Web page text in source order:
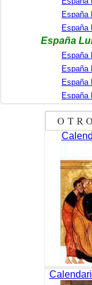
España
España
España
España
España
España
España